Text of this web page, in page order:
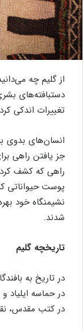
از گلیم چه
دستبافته‌های
تغییرات اندکی
انسان‌های بدوی
جز یافتن راهی
راهی که کشف
پوست حیواناتی
نشیمنگاه خود
شدند.
تاریخچه گلیم
در تاریخ به
در حماسه
در کتب مقدس،